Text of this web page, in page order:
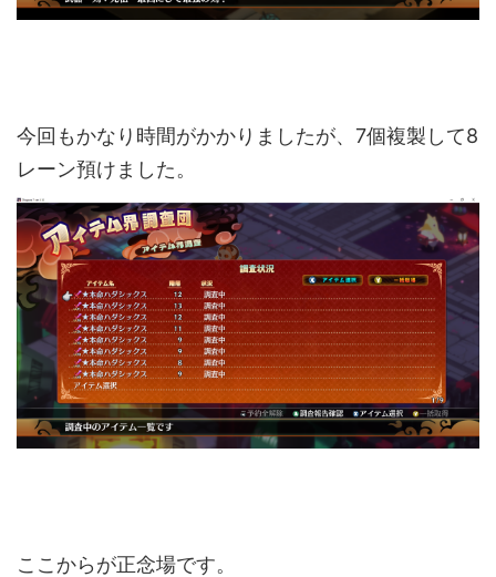
今回もかなり時間がかかりましたが、7個複製して8
レーン預けました。
ここからが正念場です。